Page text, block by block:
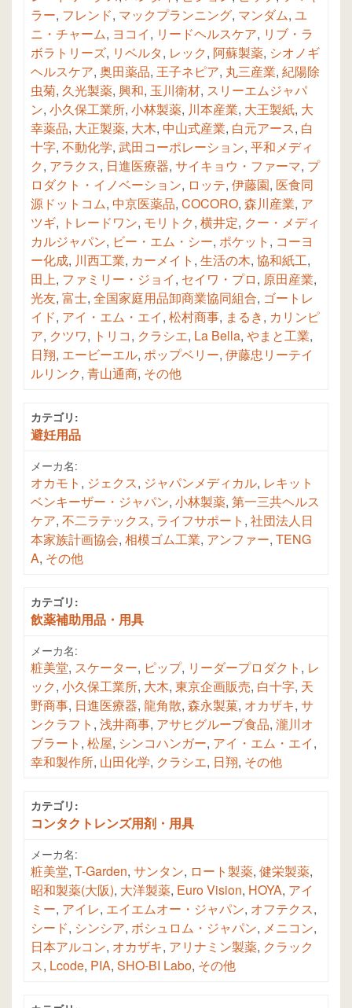
ラー, フレンド, マックプランニング, マンダム, ユ
ニ・チャーム, ヨコイ, リードヘルスケア, リブ・ラ
ボラトリーズ, リベルタ, レック, 阿蘇製薬, シオノギ
ヘルスケア, 奥田薬品, 王子ネピア, 丸三産業, 紀陽除
虫菊, 久光製薬, 興和, 玉川衛材, スリーエムジャパ
ン, 小久保工業所, 小林製薬, 川本産業, 大王製紙, 大
幸薬品, 大正製薬, 大木, 中山式産業, 白元アース, 白
十字, 不動化学, 武田コーポレーション, 平和メディ
ク, アラクス, 日進医療器, サイキョウ・ファーマ, プ
ロダクト・イノベーション, ロッテ, 伊藤園, 医食同
源ドットコム, 中京医薬品, COCORO, 森川産業, ア
ツギ, トレードワン, モリトク, 横井定, クー・メディ
カルジャパン, ビー・エム・シー, ポケット , コーヨ
ー化成, 川西工業, カーメイト , 生活の木, 協和紙工,
田上, ファミリー・ジョイ, セイワ・プロ, 原田産業,
光友, 富士, 全国家庭用品卸商業協同組合, ゴートレ
イド, アイ・エム・エイ, 松村商事, まるき, カリンピ
ア, クツワ, トリコ, クラシエ, La Bella, やまと工業,
日翔, エービーエル, ポップベリー, 伊藤忠リーテイ
ルリンク, 青山通商, その他
カテゴリ:
避妊用品
メーカ名:
オカモト , ジェクス, ジャパンメディカル, レキット
ベンキーザー・ジャパン, 小林製薬, 第一三共ヘルス
ケア, 不二ラテックス, ライフサポート , 社団法人日
本家族計画協会, 相模ゴム工業, アンファー, TENG
A, その他
カテゴリ:
飲薬補助用品・用具
メーカ名:
粧美堂, スケーター, ピップ, リーダープロダクト , レ
ック, 小久保工業所, 大木, 東京企画販売, 白十字, 天
野商事, 日進医療器, 龍角散, 森永製菓, オカザキ, サ
ンクラフト , 浅井商事, アサヒグループ食品, 瀧川オ
ブラート , 松屋, シンコハンガー, アイ・エム・エイ,
幸和製作所, 山田化学, クラシエ, 日翔, その他
カテゴリ:
コンタクトレンズ用剤・用具
メーカ名:
粧美堂, T-Garden, サンタン, ロート製薬, 健栄製薬,
昭和製薬(大阪), 大洋製薬, Euro Vision, HOYA, アイ
ミー, アイレ, エイエムオー・ジャパン, オフテクス,
シード, シンシア, ボシュロム・ジャパン, メニコン,
日本アルコン, オカザキ, アリナミン製薬, クラック
ス, Lcode, PIA, SHO-BI Labo, その他